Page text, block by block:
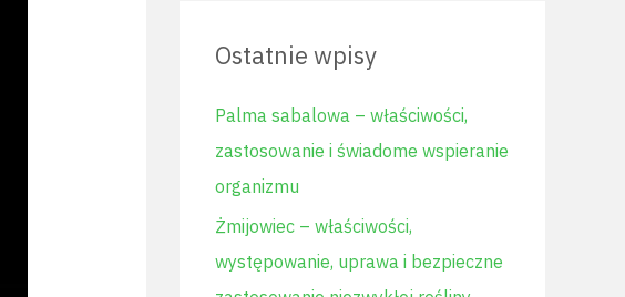
a
d
l
a
:
Ostatnie wpisy
Palma sabalowa – właściwości,
zastosowanie i świadome wspieranie
organizmu
Żmijowiec – właściwości,
występowanie, uprawa i bezpieczne